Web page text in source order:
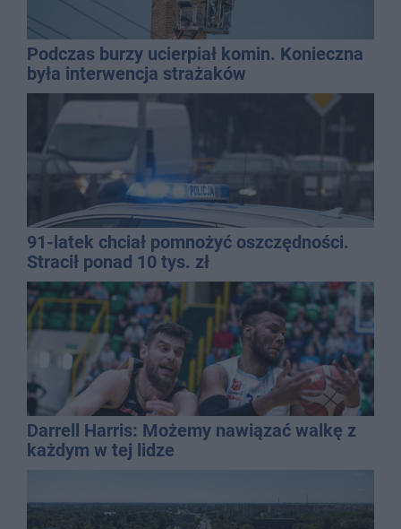
Podczas burzy ucierpiał komin. Konieczna
była interwencja strażaków
91-latek chciał pomnożyć oszczędności.
Stracił ponad 10 tys. zł
Darrell Harris: Możemy nawiązać walkę z
każdym w tej lidze